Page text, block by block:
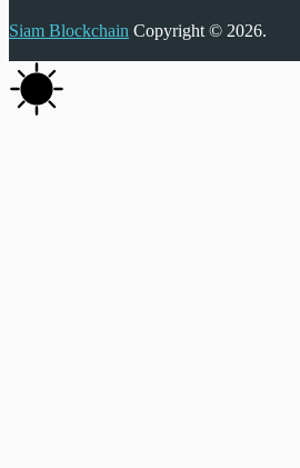
Siam Blockchain Copyright © 2026.